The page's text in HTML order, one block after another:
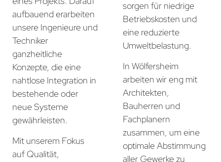
aufbauend erarbeiten
unsere Ingenieure und
Techniker
ganzheitliche
Konzepte, die eine
nahtlose Integration in
bestehende oder
neue Systeme
gewährleisten.
Mit unserem Fokus
auf Qualität,
sorgen für niedrige
Betriebskosten und
eine reduzierte
Umweltbelastung.
In Wölfersheim
arbeiten wir eng mit
Architekten,
Bauherren und
Fachplanern
zusammen, um eine
optimale Abstimmung
aller Gewerke zu